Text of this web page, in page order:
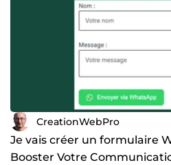
apportant des solutions
l'impact de votre présence en
CreationWebPro
Je vais créer un formulaire
Booster Votre